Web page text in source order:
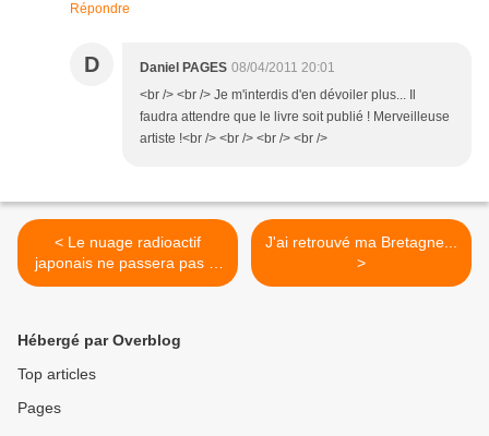
Répondre
D Daniel PAGES 08/04/2011 20:01
<br /> <br /> Je m'interdis d'en dévoiler plus... Il
faudra attendre que le livre soit publié ! Merveilleuse
artiste !<br /> <br /> <br /> <br />
< Le nuage radioactif
japonais ne passera pas la
frontière
J'ai retrouvé ma Bretagne...
>
Hébergé par Overblog
Top articles
Pages